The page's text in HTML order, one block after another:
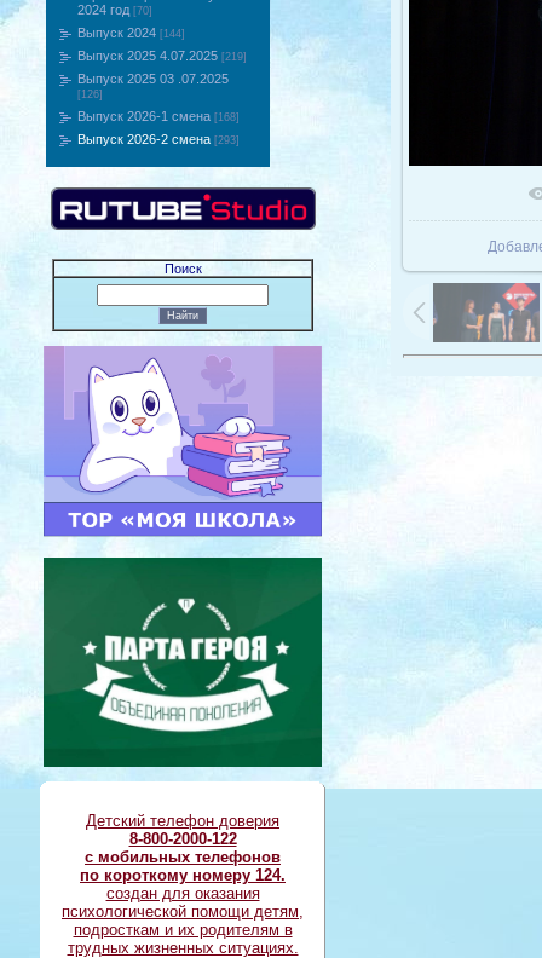
2024 год [70]
Выпуск 2024 [144]
Выпуск 2025 4.07.2025 [219]
Выпуск 2025 03 .07.2025
[126]
Выпуск 2026-1 смена [168]
Выпуск 2026-2 смена [293]
Поиск
Детский телефон доверия
8-800-2000-122
с мобильных телефонов
по короткому номеру 124.
создан для оказания
психологической помощи детям,
подросткам и их родителям в
трудных жизненных ситуациях.
В